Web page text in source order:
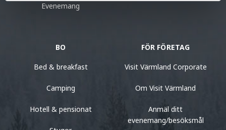
Evenemang
BO
Bed & breakfast
Camping
Hotell & pensionat
FÖR FÖRETAG
Visit Värmland Corporate
Om Visit Värmland
Anmäl ditt
evenemang/besöksmål